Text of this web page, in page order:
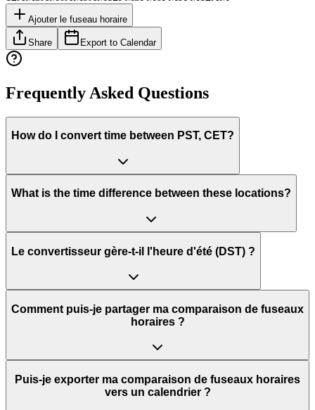
Ajouter le fuseau horaire
Share Export to Calendar
Frequently Asked Questions
How do I convert time between PST, CET?
What is the time difference between these locations?
Le convertisseur gère-t-il l'heure d'été (DST) ?
Comment puis-je partager ma comparaison de fuseaux
horaires ?
Puis-je exporter ma comparaison de fuseaux horaires
vers un calendrier ?